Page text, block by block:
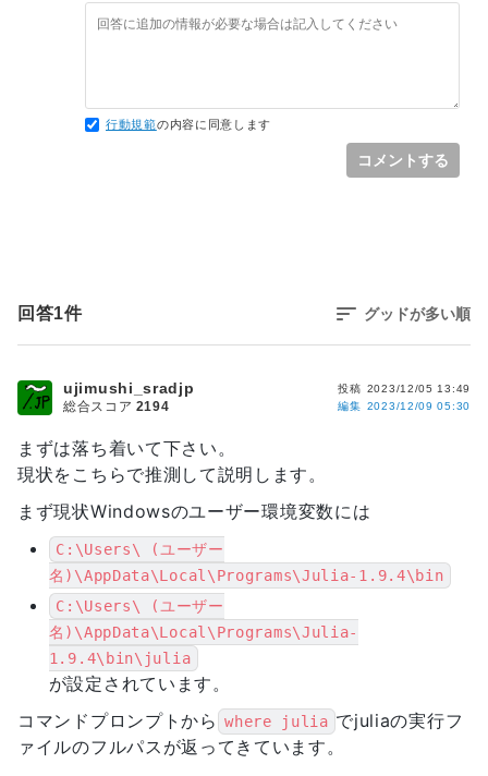
行動規範の内容に同意します
コメントする
回答1件 グッドが多い順
まずは落ち着いて下さい。
現状をこちらで推測して説明します。
まず現状Windowsのユーザー環境変数には
C:\Users\ (ユーザー
名)\AppData\Local\Programs\Julia-1.9.4\bin
C:\Users\ (ユーザー
名)\AppData\Local\Programs\Julia-
1.9.4\bin\julia
が設定されています。
コマンドプロンプトから where julia でjuliaの実行フ
ァイルのフルパスが返ってきています。
投稿 2023/12/05 13:49
編集 2023/12/09 05:30
ujimushi_sradjp
総合スコア 2194